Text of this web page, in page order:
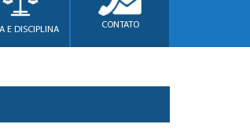
E DISCIPLINA CONTATO